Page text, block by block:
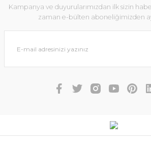
Kampanya ve duyurularımızdan ilk sizin
zaman e-bülten aboneliğimizden